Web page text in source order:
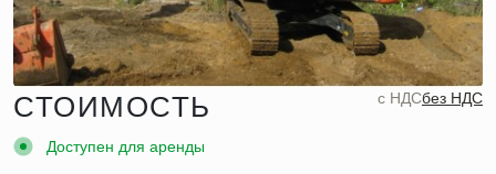
СТОИМОСТЬ c НДСбез НДС
Доступен для аренды